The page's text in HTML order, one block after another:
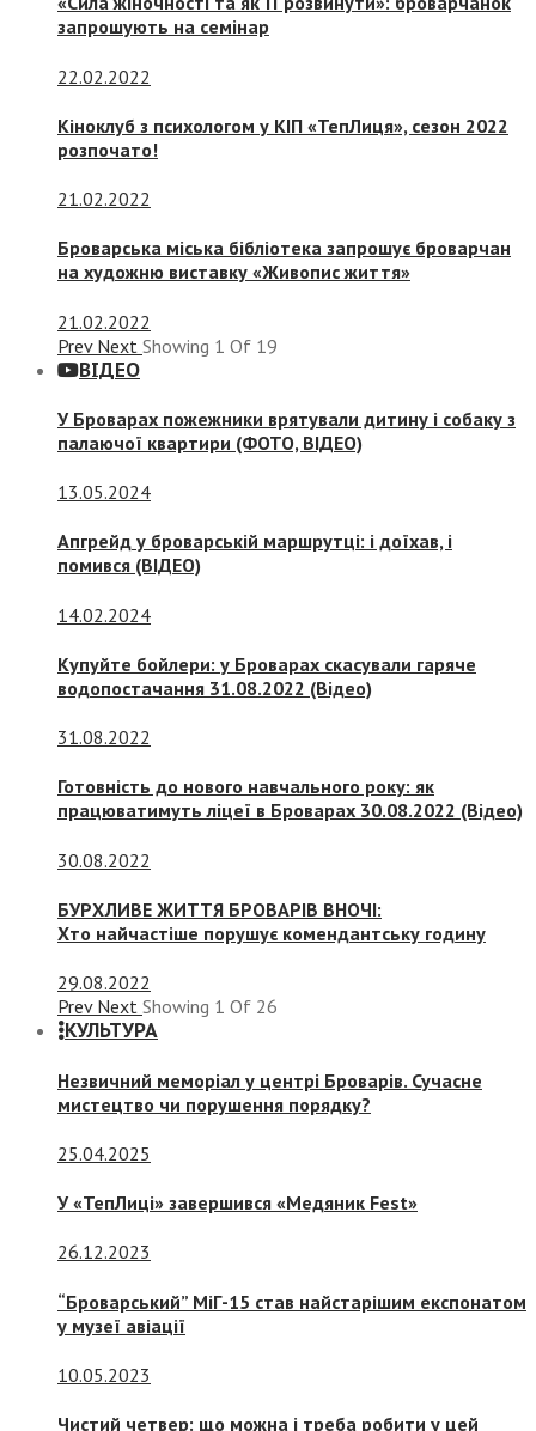
запрошують на семінар
22.02.2022
Кіноклуб з психологом у КІП «ТепЛиця», сезон 2022
розпочато!
21.02.2022
Броварська міська бібліотека запрошує броварчан
на художню виставку «Живопис життя»
21.02.2022
Prev Next Showing 1 Of 19
ВІДЕО
У Броварах пожежники врятували дитину і собаку з
палаючої квартири (ФОТО, ВІДЕО)
13.05.2024
Апгрейд у броварській маршрутці: і доїхав, і
помився (ВІДЕО)
14.02.2024
Купуйте бойлери: у Броварах скасували гаряче
водопостачання 31.08.2022 (Відео)
31.08.2022
Готовність до нового навчального року: як
працюватимуть ліцеї в Броварах 30.08.2022 (Відео)
30.08.2022
БУРХЛИВЕ ЖИТТЯ БРОВАРІВ ВНОЧІ:
Хто найчастіше порушує комендантську годину
29.08.2022
Prev Next Showing 1 Of 26
КУЛЬТУРА
Незвичний меморіал у центрі Броварів. Сучасне
мистецтво чи порушення порядку?
25.04.2025
У «ТепЛиці» завершився «Медяник Fest»
26.12.2023
“Броварський” МіГ-15 став найстарішим експонатом
у музеї авіації
10.05.2023
Чистий четвер: що можна і треба робити у цей